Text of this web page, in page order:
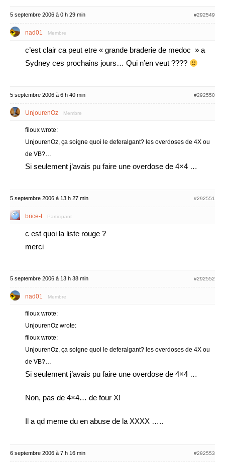
5 septembre 2006 à 0 h 29 min #292549
nad01 Membre
c’est clair ca peut etre « grande braderie de medoc » a
Sydney ces prochains jours… Qui n’en veut ????
5 septembre 2006 à 6 h 40 min #292550
UnjourenOz Membre
filoux wrote:
UnjourenOz, ça soigne quoi le deferalgant? les overdoses de 4X ou
de VB?…
Si seulement j’avais pu faire une overdose de 4×4 …
5 septembre 2006 à 13 h 27 min #292551
brice-t Participant
c est quoi la liste rouge ?
merci
5 septembre 2006 à 13 h 38 min #292552
nad01 Membre
filoux wrote:
UnjourenOz wrote:
filoux wrote:
UnjourenOz, ça soigne quoi le deferalgant? les overdoses de 4X ou
de VB?…
Si seulement j’avais pu faire une overdose de 4×4 …
Non, pas de 4×4… de four X!
Il a qd meme du en abuse de la XXXX …..
6 septembre 2006 à 7 h 16 min #292553